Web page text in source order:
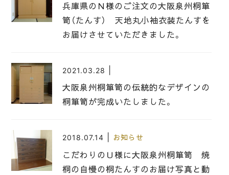
兵庫県のＮ様のご注文の大阪泉州桐箪
笥（たんす） 天地丸小袖衣装たんすを
お届けさせていただきました。
2021.03.28
大阪泉州桐箪笥の伝統的なデザインの
桐箪笥が完成いたしました。
2018.07.14 お知らせ
こだわりのＵ様に大阪泉州桐箪笥 焼
桐の自慢の桐たんすのお届け写真と動